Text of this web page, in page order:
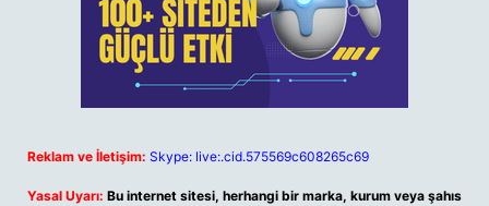
Reklam ve İletişim: Skype: live:.cid.575569c608265c69
Yasal Uyarı: Bu internet sitesi, herhangi bir marka, kurum veya şahıs